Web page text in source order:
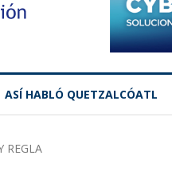
ASÍ­ HABLÓ QUETZALCÓATL
REGLA